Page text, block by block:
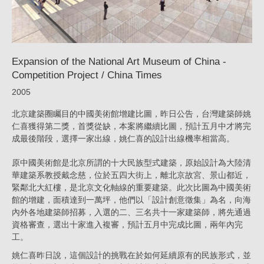
Times_News
|
YAO
Expansion of the National Art Museum of China -
Competition Project / China Times
2005
北京建築圈矚目的中國美術館增建比圖，昨日公告，台灣建築師姚
仁喜獲得第二獎，首獎從缺，本案將繼續比圖，預計五月中才將完
成最後階段，選擇一家出線，姚仁喜的設計出線機率相當高。
原中國美術館是北京所謂的十大民族型式建築，原始設計為大陸清
華建築系教授戴念慈，位於五四大街上，離北京故宮、景山都近，
緊鄰北大紅樓，是北京文化軸線的重要建築。此次比圖為中國美術
館的增建，面積達到一萬坪，他們以「設計創意徵集」為名，向海
內外各地建築師招募，入選的二、三名共十一家建築師，將先通過
資格審查，選出十家進入複審，預計五月中完成比圖，兩年內完
工。
姚仁喜昨日說，這個設計的挑戰在於如何延續原有的民族形式，並